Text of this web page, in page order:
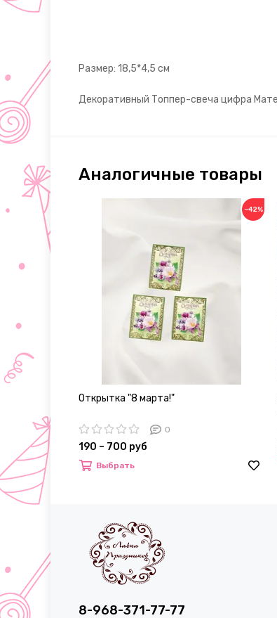
Размер: 18,5*4,5 см
Декоративный Топпер-свеча цифра
Аналогичные товары
−42%
Открытка "8 марта!"
0
190 – 700 руб
Выбрать
8-968-371-77-77